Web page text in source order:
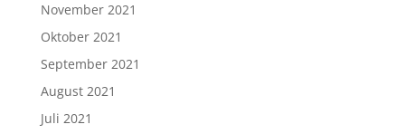
November 2021
Oktober 2021
September 2021
August 2021
Juli 2021